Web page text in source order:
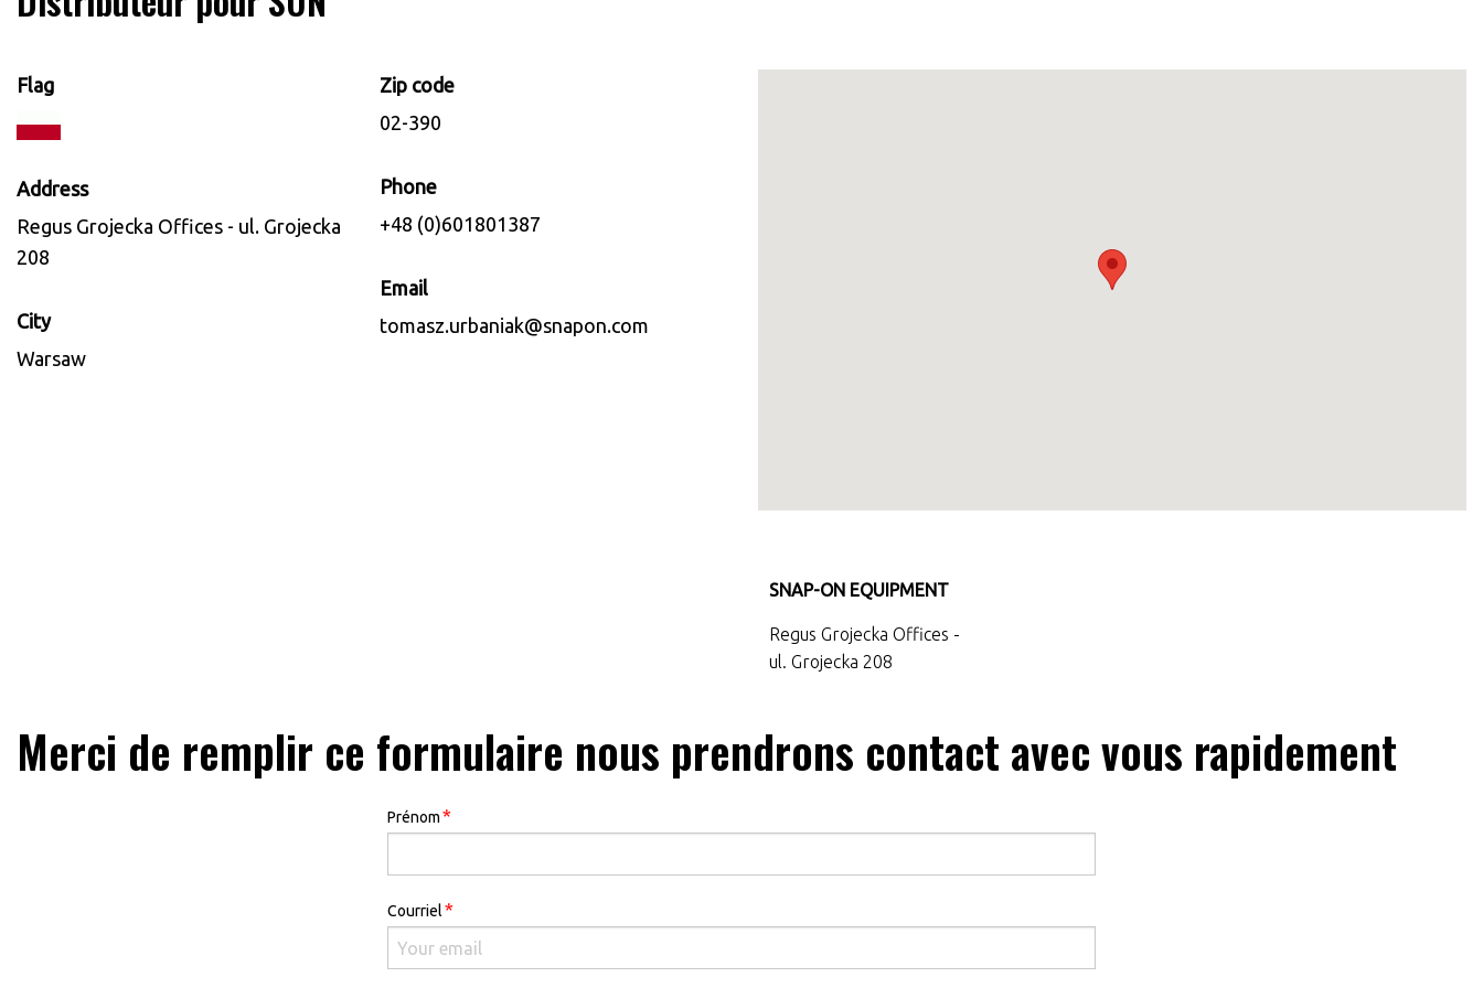
Flag
Address
Regus Grojecka Offices - ul. Grojecka
208
City
Warsaw
Zip code
02-390
Phone
+48 (0)601801387
Email
tomasz.urbaniak@snapon.com
SNAP-ON EQUIPMENT
Regus Grojecka Offices -
ul. Grojecka 208
Merci de remplir ce formulaire nous prendrons contact avec vous rapidement
Prénom*
Courriel*